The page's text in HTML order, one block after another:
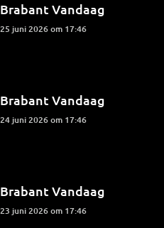
Brabant Vandaag
25 juni 2026 om 17:46
Brabant Vandaag
24 juni 2026 om 17:46
Brabant Vandaag
23 juni 2026 om 17:46